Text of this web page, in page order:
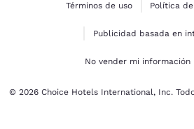
Términos de uso Política
Publicidad basada en
No vender mi información
© 2026 Choice Hotels International, Inc.